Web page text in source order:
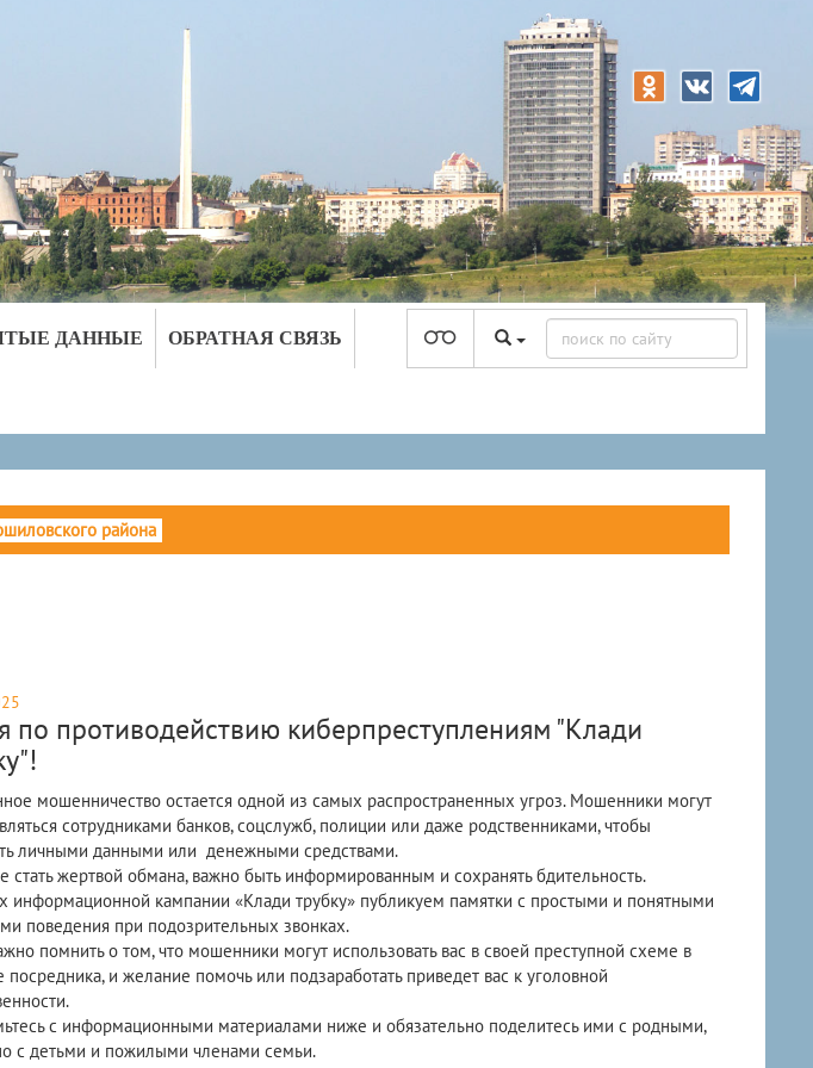
ДАННЫЕ ОБРАТНАЯ СВЯЗЬ
района
по противодействию киберпреступлениям "Клади
мошенничество остается одной из самых распространенных угроз. Мошенники могут
сотрудниками банков, соцслужб, полиции или даже родственниками, чтобы
личными данными или денежными средствами.
стать жертвой обмана, важно быть информированным и сохранять бдительность.
информационной кампании «Клади трубку» публикуем памятки с простыми и понятными
поведения при подозрительных звонках.
помнить о том, что мошенники могут использовать вас в своей преступной схеме в
посредника, и желание помочь или подзаработать приведет вас к уголовной
с информационными материалами ниже и обязательно поделитесь ими с родными,
с детьми и пожилыми членами семьи.